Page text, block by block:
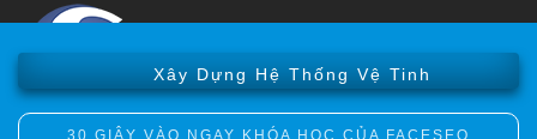
Xây Dựng Hệ Thống Vệ Tinh
30 GIÂY VÀO NGAY KHÓA HỌC CỦA FACESEO